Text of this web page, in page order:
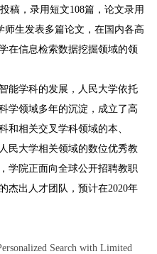
稿，录用短文108篇，论文录用
师生发表多篇论文，在国内各高
在信息检索数据挖掘领域的领
能学科的发展，人民大学依托
学领域多年的沉淀，成立了高
和相关交叉学科领域的本、
民大学相关领域的数位优秀教
学院正面向全球公开招聘教职
杰出人才团队，预计在2020年
Search with Limited